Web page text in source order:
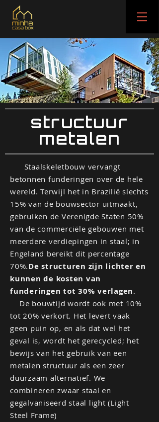
structuur
metalen
Staalskeletbouw vervangt
betonnen funderingen over de hele
wereld. Terwijl het in Brazilië slechts
15% van de bouwsector uitmaakt,
gebruiken de Verenigde Staten 50%
van de commerciële gebouwen met
meerdere verdiepingen in staal; in
Engeland bereikt dit percentage
70%.De structuren zijn lichter en
kunnen de kosten van
funderingen tot 30% verlagen.
De bouwtijd wordt ook met 10%
tot 20% verkort. Het levert vaak
geen puin op, en als dat wel het
geval is, wordt het gerecycled; het
bewijs van het gebruik van een
metalen structuur als een zeer
duurzaam alternatief. We
combineren zwaar staal en
gegalvaniseerd staal light (Light
Steel Frame)